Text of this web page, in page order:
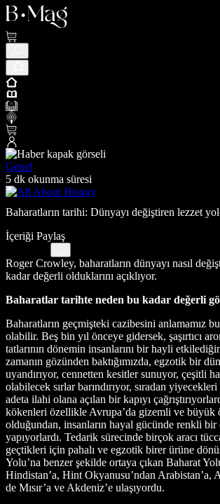
Genel
5 dk okunma süresi
Baharatların tarihi: Dünyayı değiştiren lezzet
İçeriği Paylaş
Roger Crowley, baharatların dünyayı nasıl
kadar değerli olduklarını açıklıyor.
Baharatlar tarihte neden bu kadar değerli
Baharatların geçmişteki cazibesini anlamamız
olabilir. Beş bin yıl önceye gidersek, şaşırtıcı
tatlarının dönemin insanlarını bir hayli
zamanın gözünden baktığımızda, egzotik bir
uyandırıyor, cennetten kesitler sunuyor, çeşitli
olabilecek sırlar barındırıyor, sıradan
adeta ilahi olana açılan bir kapıyı
kökenleri özellikle Avrupa’da gizemli ve büyük
olduğundan, insanların hayal gücünde renkli bir
yapıyorlardı. Tedarik sürecinde birçok aracı
geçtikleri için pahalı ve egzotik birer ürüne
Yolu’na benzer şekilde ortaya çıkan Baharat
Hindistan’a, Hint Okyanusu’ndan Arabistan’a,
de Mısır’a ve Akdeniz’e ulaşıyordu.